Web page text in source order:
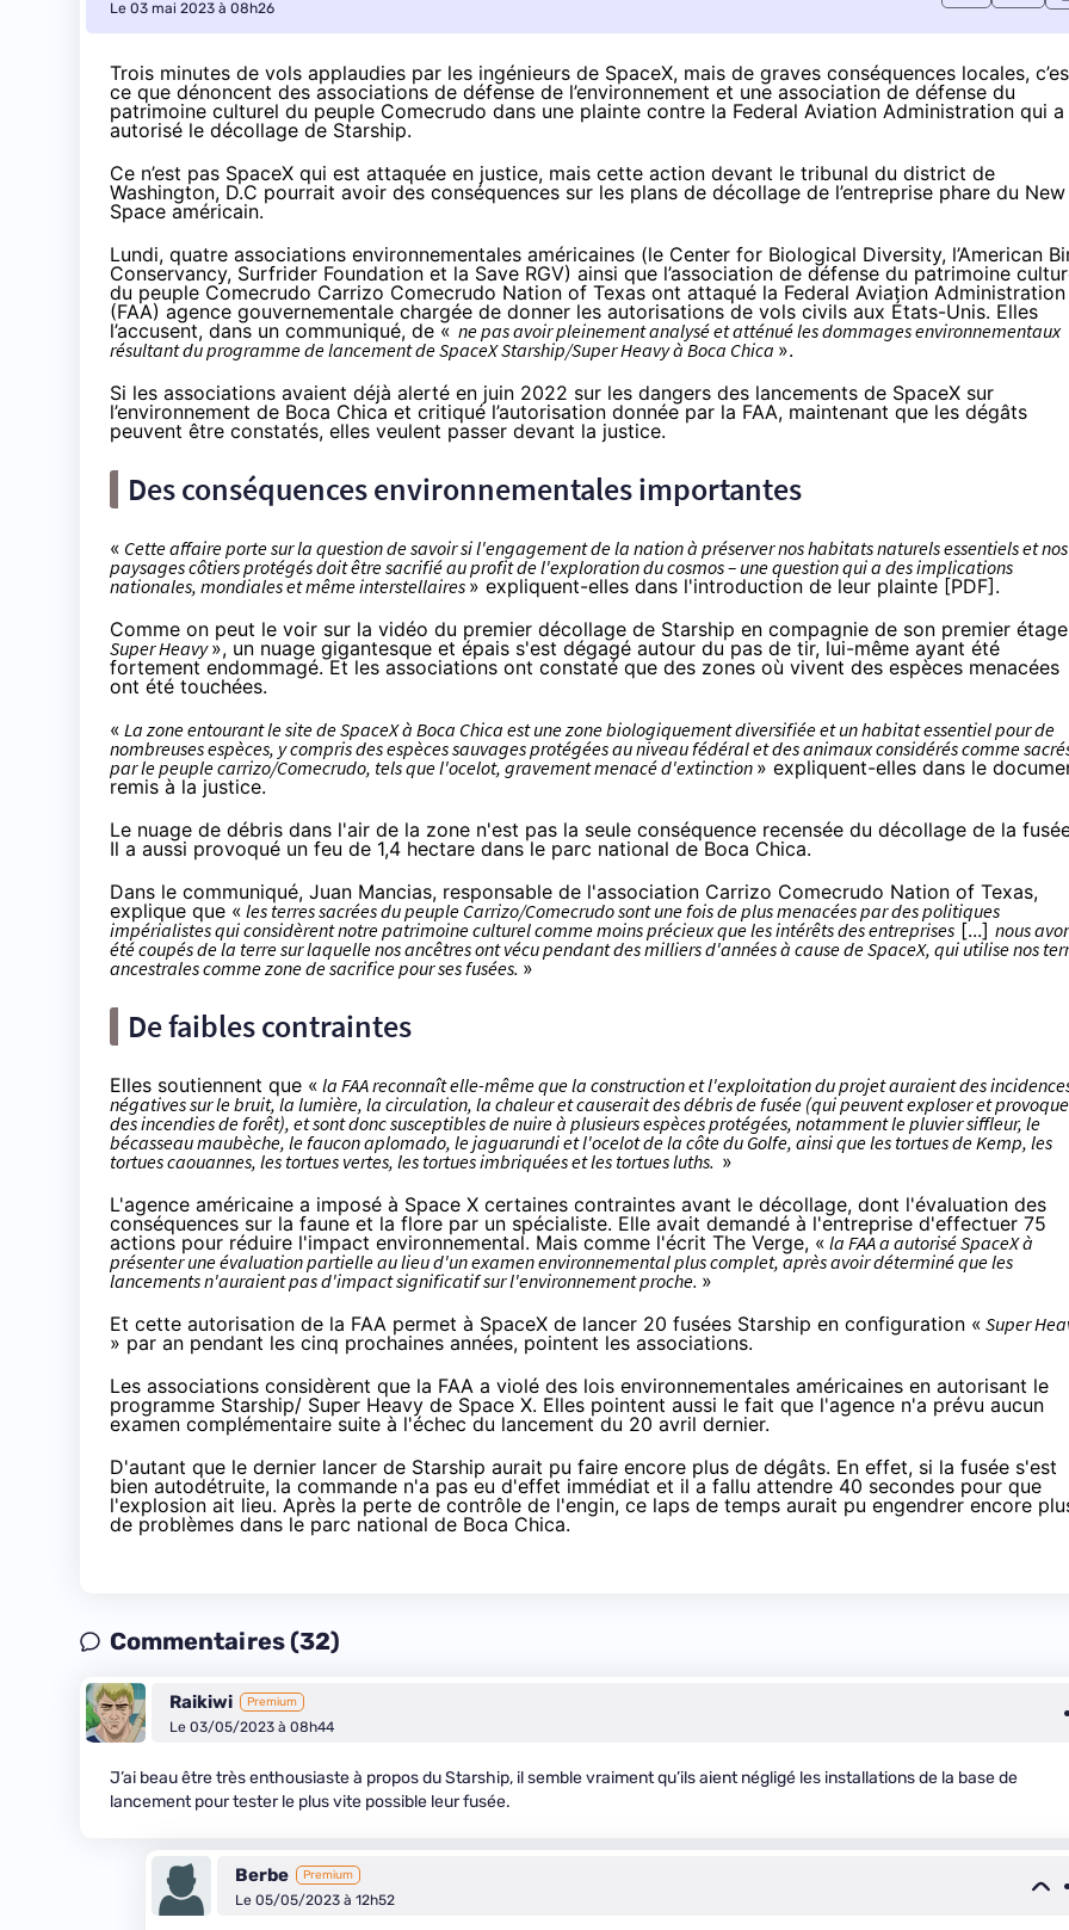
Le 03 mai 2023 à 08h26
Trois minutes de vols applaudies par les ingénieurs de SpaceX, mais de graves conséquences locales,
ce que dénoncent des associations de défense de l’environnement et une association de défense du
patrimoine culturel du peuple Comecrudo dans une plainte contre la Federal Aviation Administration qui a
autorisé le décollage de Starship.
Ce n’est pas SpaceX qui est attaquée en justice, mais cette action devant le tribunal du district de
Washington, D.C pourrait avoir des conséquences sur les plans de décollage de l’entreprise phare du New
Space américain.
Lundi, quatre associations environnementales américaines (le Center for Biological Diversity, l’American
Conservancy, Surfrider Foundation et la Save RGV) ainsi que l’association de défense du patrimoine
du peuple Comecrudo Carrizo Comecrudo Nation of Texas ont attaqué la Federal Aviation Administration
(FAA) agence gouvernementale chargée de donner les autorisations de vols civils aux États-Unis. Elles
l’accusent, dans un communiqué, de « ne pas avoir pleinement analysé et atténué les dommages environnementaux
résultant du programme de lancement de SpaceX Starship/Super Heavy à Boca Chica ».
Si les associations avaient déjà alerté en juin 2022 sur les dangers des lancements de SpaceX sur
l’environnement de Boca Chica et critiqué l’autorisation donnée par la FAA, maintenant que les dégâts
peuvent être constatés, elles veulent passer devant la justice.
Des conséquences environnementales importantes
« Cette affaire porte sur la question de savoir si l'engagement de la nation à préserver nos habitats naturels essentiels et nos
paysages côtiers protégés doit être sacrifié au profit de l'exploration du cosmos – une question qui a des implications
nationales, mondiales et même interstellaires » expliquent-elles dans l'introduction de leur plainte [PDF].
Comme on peut le voir sur la vidéo du premier décollage de Starship en compagnie de son premier
Super Heavy», un nuage gigantesque et épais s'est dégagé autour du pas de tir, lui-même ayant été
fortement endommagé. Et les associations ont constaté que des zones où vivent des espèces menacées
ont été touchées.
« La zone entourant le site de SpaceX à Boca Chica est une zone biologiquement diversifiée et un habitat essentiel pour de
nombreuses espèces, y compris des espèces sauvages protégées au niveau fédéral et des animaux considérés comme
par le peuple carrizo/Comecrudo, tels que l'ocelot, gravement menacé d'extinction » expliquent-elles dans le
remis à la justice.
Le nuage de débris dans l'air de la zone n'est pas la seule conséquence recensée du décollage de la
Il a aussi provoqué un feu de 1,4 hectare dans le parc national de Boca Chica.
Dans le communiqué, Juan Mancias, responsable de l'association Carrizo Comecrudo Nation of Texas,
explique que « les terres sacrées du peuple Carrizo/Comecrudo sont une fois de plus menacées par des politiques
impérialistes qui considèrent notre patrimoine culturel comme moins précieux que les intérêts des entreprises [...] nous
été coupés de la terre sur laquelle nos ancêtres ont vécu pendant des milliers d'années à cause de SpaceX, qui utilise nos
ancestrales comme zone de sacrifice pour ses fusées. »
De faibles contraintes
Elles soutiennent que « la FAA reconnaît elle-même que la construction et l'exploitation du projet auraient des
négatives sur le bruit, la lumière, la circulation, la chaleur et causerait des débris de fusée (qui peuvent exploser et
des incendies de forêt), et sont donc susceptibles de nuire à plusieurs espèces protégées, notamment le pluvier siffleur, le
bécasseau maubèche, le faucon aplomado, le jaguarundi et l'ocelot de la côte du Golfe, ainsi que les tortues de Kemp, les
tortues caouannes, les tortues vertes, les tortues imbriquées et les tortues luths. »
L'agence américaine a imposé à Space X certaines contraintes avant le décollage, dont l'évaluation des
conséquences sur la faune et la flore par un spécialiste. Elle avait demandé à l'entreprise d'effectuer 75
actions pour réduire l'impact environnemental. Mais comme l'écrit The Verge, « la FAA a autorisé SpaceX à
présenter uneévaluation partielleau lieu d'un examen environnemental plus complet, après avoir déterminé que les
lancements n'auraient pas d'impact significatif sur l'environnement proche. »
Et cette autorisation de la FAA permet à SpaceX de lancer 20 fusées Starship en configuration « Super
» par an pendant les cinq prochaines années, pointent les associations.
Les associations considèrent que la FAA a violé des lois environnementales américaines en autorisant le
programme Starship/ Super Heavy de Space X. Elles pointent aussi le fait que l'agence n'a prévu aucun
examen complémentaire suite à l'échec du lancement du 20 avril dernier.
D'autant que le dernier lancer de Starship aurait pu faire encore plus de dégâts. En effet, si la fusée s'est
bien autodétruite, la commande n'a pas eu d'effet immédiat et il a fallu attendre 40 secondes pour que
l'explosion ait lieu. Après la perte de contrôle de l'engin, ce laps de temps aurait pu engendrer encore
de problèmes dans le parc national de Boca Chica.
Commentaires (32)
Raikiwi Premium
Le 03/05/2023 à 08h44
J’ai beau être très enthousiaste à propos du Starship, il semble vraiment qu’ils aient négligé les installations de la base de
lancement pour tester le plus vite possible leur fusée.
Berbe Premium
Le 05/05/2023 à 12h52